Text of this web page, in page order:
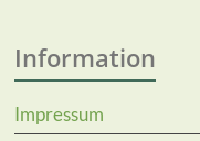
Information
Impressum